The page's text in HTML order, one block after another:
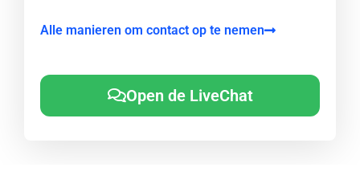
Alle manieren om contact op te nemen
Open de LiveChat